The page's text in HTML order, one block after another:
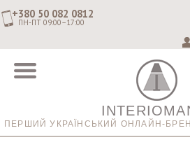
+380 50 082 0812
ПН-ПТ 09:00–17:00
ПЕРШИЙ УКРАЇНСЬКИЙ ОНЛАЙН-